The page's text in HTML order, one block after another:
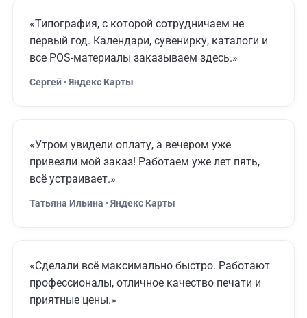
«Типография, с которой сотрудничаем не
первый год. Календари, сувенирку, каталоги и
все POS-материалы заказываем здесь.»
Сергей · Яндекс Карты
«Утром увидели оплату, а вечером уже
привезли мой заказ! Работаем уже лет пять,
всё устраивает.»
Татьяна Ильина · Яндекс Карты
«Сделали всё максимально быстро. Работают
профессионалы, отличное качество печати и
приятные цены.»